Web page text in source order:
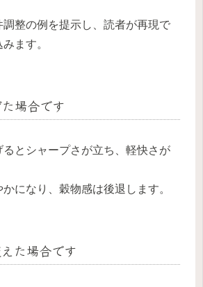
整の例を提示し、読者が再現で
ます。
場合です
るとシャープさが立ち、軽快さが
になり、穀物感は後退します。
た場合です